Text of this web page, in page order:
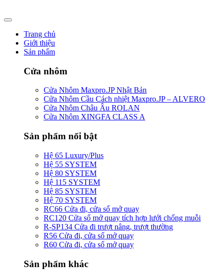
to
Trang chủ
Giới thiệu
Sản phẩm
Cửa nhôm
Cửa Nhôm Maxpro.JP Nhật Bản
Cửa Nhôm Cầu Cách nhiệt Maxpro.JP – ALVERO
Cửa Nhôm Châu Âu ROLAN
Cửa Nhôm XINGFA CLASS A
Sản phẩm nổi bật
Hệ 65 Luxury/Plus
Hệ 55 SYSTEM
Hệ 80 SYSTEM
Hệ 115 SYSTEM
Hệ 85 SYSTEM
Hệ 70 SYSTEM
RC66 Cửa đi, cửa sổ mở quay
RC120 Cửa sổ mở quay tích hợp lưới chống muỗi
R-SP134 Cửa đi trượt nâng, trượt thường
R56 Cửa đi, cửa sổ mở quay
R60 Cửa đi, cửa sổ mở quay
Sản phẩm khác